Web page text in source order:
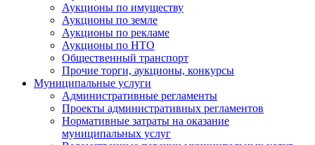
Аукционы по имуществу
Аукционы по земле
Аукционы по рекламе
Аукционы по НТО
Общественный транспорт
Прочие торги, аукционы, конкурсы
Муниципальные услуги
Административные регламенты
Проекты административных регламентов
Нормативные затраты на оказание
муниципальных услуг